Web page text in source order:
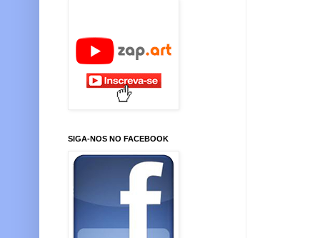
SIGA-NOS NO FACEBOOK